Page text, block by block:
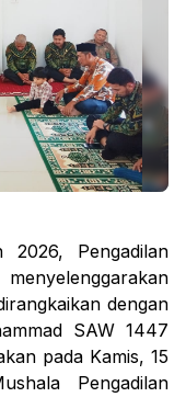
Pengadilan
dengan
SAW 1447
pada Kamis, 15
Pengadilan